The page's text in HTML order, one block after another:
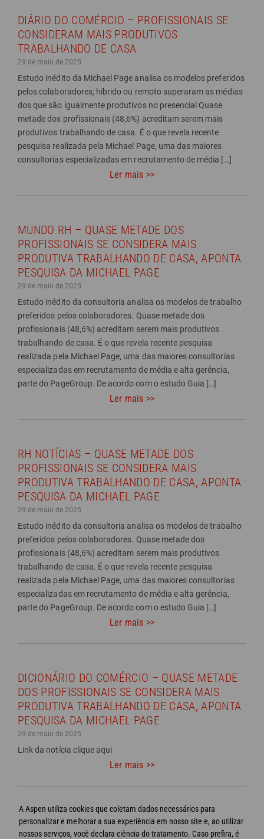
A Aspen utiliza cookies que coletam dados necessários para
personalizar e melhorar a sua experiência em nosso site e, ao utilizar
nossos serviços, você declara ciência do tratamento. Caso prefira, é
DIÁRIO DO COMÉRCIO – PROFISSIONAIS SE
CONSIDERAM MAIS PRODUTIVOS
TRABALHANDO DE CASA
29 de maio de 2025
Estudo inédito da Michael Page analisa os modelos preferidos
pelos colaboradores; híbrido ou remoto superaram as médias
dos que são igualmente produtivos no presencial Quase
metade dos profissionais (48,6%) acreditam serem mais
produtivos trabalhando de casa. É o que revela recente
pesquisa realizada pela Michael Page, uma das maiores
consultorias especializadas em recrutamento de média […]
Ler mais >>
MUNDO RH – QUASE METADE DOS
PROFISSIONAIS SE CONSIDERA MAIS
PRODUTIVA TRABALHANDO DE CASA, APONTA
PESQUISA DA MICHAEL PAGE
29 de maio de 2025
Estudo inédito da consultoria analisa os modelos de trabalho
preferidos pelos colaboradores. Quase metade dos
profissionais (48,6%) acreditam serem mais produtivos
trabalhando de casa. É o que revela recente pesquisa
realizada pela Michael Page, uma das maiores consultorias
especializadas em recrutamento de média e alta gerência,
parte do PageGroup. De acordo com o estudo Guia […]
Ler mais >>
RH NOTÍCIAS – QUASE METADE DOS
PROFISSIONAIS SE CONSIDERA MAIS
PRODUTIVA TRABALHANDO DE CASA, APONTA
PESQUISA DA MICHAEL PAGE
29 de maio de 2025
Estudo inédito da consultoria analisa os modelos de trabalho
preferidos pelos colaboradores. Quase metade dos
profissionais (48,6%) acreditam serem mais produtivos
trabalhando de casa. É o que revela recente pesquisa
realizada pela Michael Page, uma das maiores consultorias
especializadas em recrutamento de média e alta gerência,
parte do PageGroup. De acordo com o estudo Guia […]
Ler mais >>
DICIONÁRIO DO COMÉRCIO – QUASE METADE
DOS PROFISSIONAIS SE CONSIDERA MAIS
PRODUTIVA TRABALHANDO DE CASA, APONTA
PESQUISA DA MICHAEL PAGE
29 de maio de 2025
Link da notícia clique aqui
Ler mais >>
<<
Página
anterior
2